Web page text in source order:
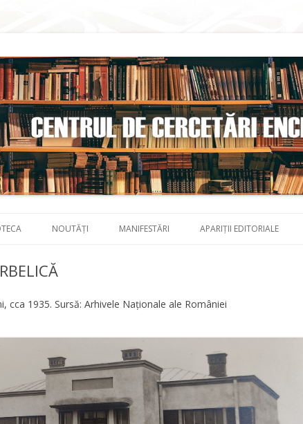
NOUTĂȚI MANIFESTĂRI APARIȚII EDITORIALE
cca 1935. Sursă: Arhivele Naționale ale României